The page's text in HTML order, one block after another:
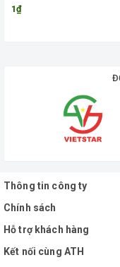
1₫
Thông tin công ty
Chính sách
Hỗ trợ khách hàng
Kết nối cùng ATH